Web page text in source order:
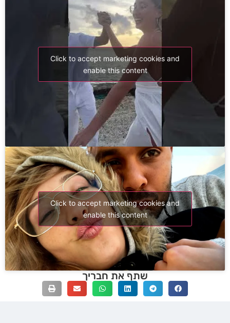
Click to accept marketing cookies and
enable this content
Click to accept marketing cookies and
enable this content
שתף את חבריך